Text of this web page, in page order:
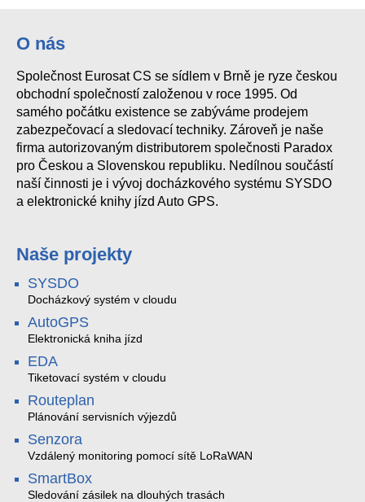
O nás
Společnost Eurosat CS se sídlem v Brně je ryze českou
obchodní společností založenou v roce 1995. Od
samého počátku existence se zabýváme prodejem
zabezpečovací a sledovací techniky. Zároveň je naše
firma autorizovaným distributorem společnosti Paradox
pro Českou a Slovenskou republiku. Nedílnou součástí
naší činnosti je i vývoj docházkového systému SYSDO
a elektronické knihy jízd Auto GPS.
Naše projekty
SYSDO
Docházkový systém v cloudu
AutoGPS
Elektronická kniha jízd
EDA
Tiketovací systém v cloudu
Routeplan
Plánování servisních výjezdů
Senzora
Vzdálený monitoring pomocí sítě LoRaWAN
SmartBox
Sledování zásilek na dlouhých trasách